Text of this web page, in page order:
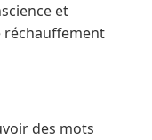
et
des mots